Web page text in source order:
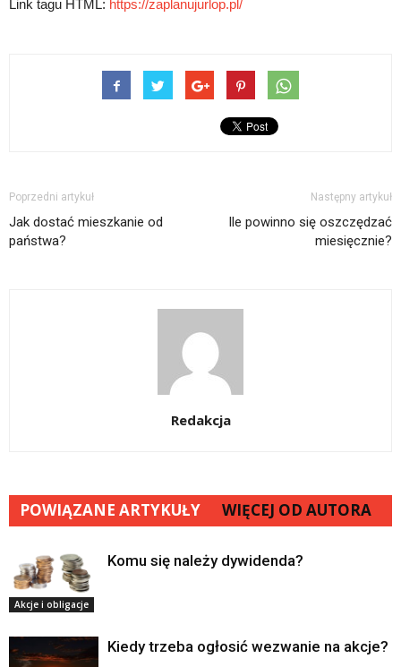
Link tagu HTML: https://zaplanujurlop.pl/
Poprzedni artykuł
Jak dostać mieszkanie od
państwa?
Następny artykuł
Ile powinno się oszczędzać
miesięcznie?
Redakcja
POWIĄZANE ARTYKUŁY WIĘCEJ OD AUTORA
Akcje i obligacje
Komu się należy dywidenda?
Kiedy trzeba ogłosić wezwanie na akcje?